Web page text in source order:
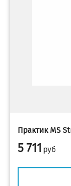
Практик MS
5 711 руб